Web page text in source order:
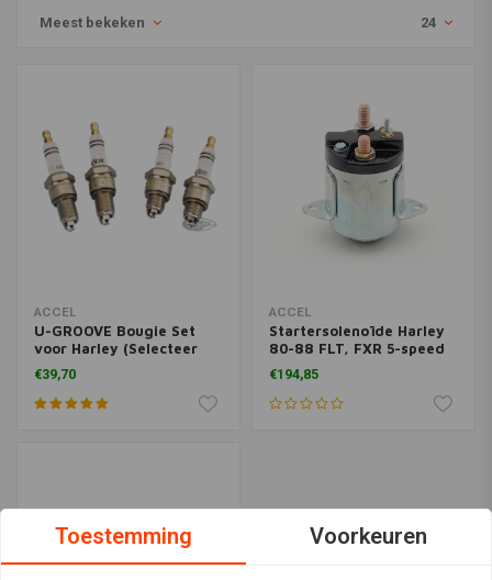
Meest bekeken 24
ACCEL
U-GROOVE Bougie Set
voor Harley (Selecteer
Motorblok)
€39,70
ACCEL
Startersolenoïde Harley
80-88 FLT, FXR 5-speed
modellen
€194,85
Toestemming Voorkeuren